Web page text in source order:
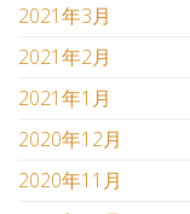
2021年3月
2021年2月
2021年1月
2020年12月
2020年11月